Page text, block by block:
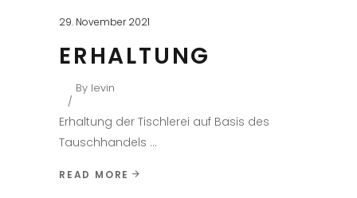
29. November 2021
ERHALTUNG
By levin
Erhaltung der Tischlerei auf Basis des
Tauschhandels
READ MORE